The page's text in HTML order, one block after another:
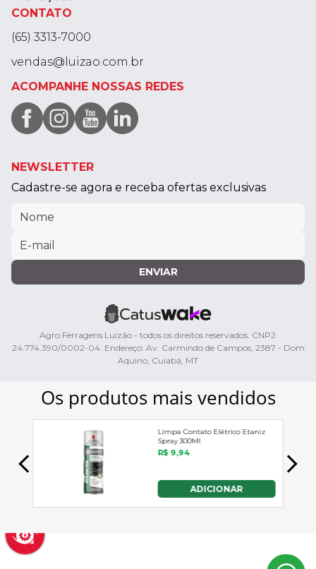
CONTATO
(65) 3313-7000
vendas@luizao.com.br
ACOMPANHE NOSSAS REDES
NEWSLETTER
Cadastre-se agora e receba ofertas exclusivas
ENVIAR
Agro Ferragens Luizão - todos os direitos reservados. CNPJ:
24.774.390/0002-04. Endereço: Av. Carmindo de Campos, 2387 - Dom
Aquino, Cuiabá, MT